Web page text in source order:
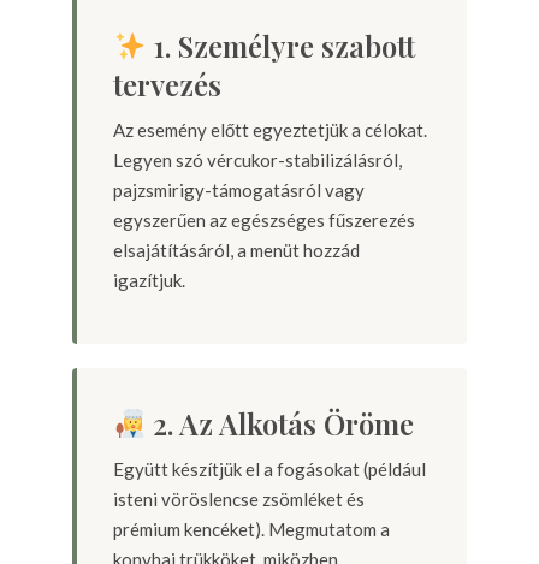
1. Személyre szabott
tervezés
Az esemény előtt egyeztetjük a célokat.
Legyen szó vércukor-stabilizálásról,
pajzsmirigy-támogatásról vagy
egyszerűen az egészséges fűszerezés
elsajátításáról, a menüt hozzád
igazítjuk.
2. Az Alkotás Öröme
Együtt készítjük el a fogásokat (például
isteni vöröslencse zsömléket és
prémium kencéket). Megmutatom a
konyhai trükköket, miközben